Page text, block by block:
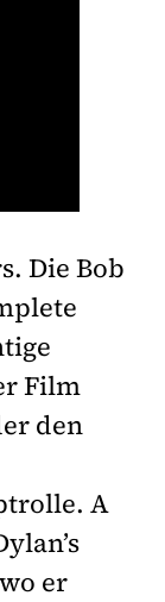
Die Bob
Film
den
A
er